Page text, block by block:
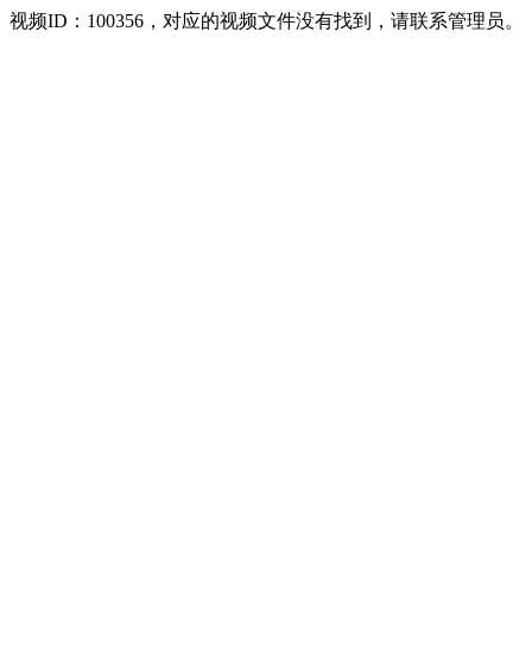
视频ID：100356，对应的视频文件没有找到，请联系管理员。